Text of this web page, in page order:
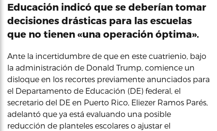
Educación indicó que se deberían tomar
decisiones drásticas para las escuelas
que no tienen «una operación óptima».
Ante la incertidumbre de que en este cuatrienio, bajo
la administración de Donald Trump, comience un
disloque en los recortes previamente anunciados para
el Departamento de Educación (DE) federal, el
secretario del DE en Puerto Rico, Eliezer Ramos Parés,
adelantó que ya está evaluando una posible
reducción de planteles escolares o ajustar el